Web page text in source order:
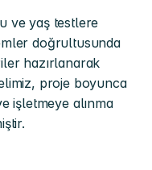
ve yaş testlere
doğrultusunda
hazırlanarak
proje boyunca
işletmeye alınma